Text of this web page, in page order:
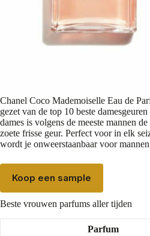
Chanel Coco Mademoiselle Eau de
gezet van de top 10 beste
dames is volgens de meeste mannen
zoete frisse geur. Perfect voor in elk
wordt je onweerstaanbaar voor
Koop een sample
Beste vrouwen parfums aller tijden
Parfum